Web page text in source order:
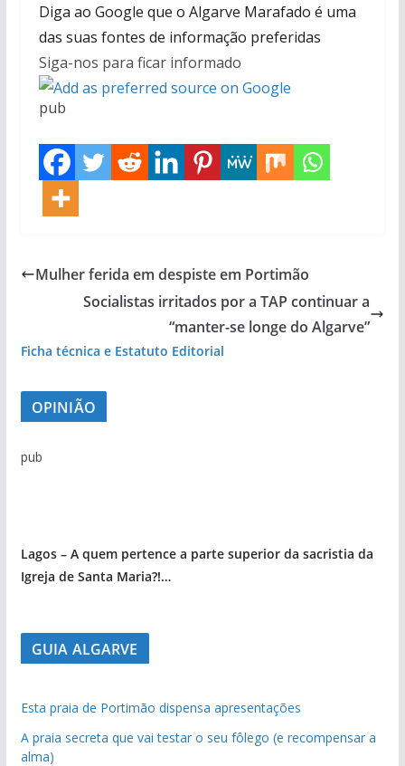
Diga ao Google que o Algarve Marafado é uma
das suas fontes de informação preferidas
Siga-nos para ficar informado
pub
Mulher ferida em despiste em Portimão
Socialistas irritados por a TAP continuar a
“manter-se longe do Algarve”
Ficha técnica e Estatuto Editorial
OPINIÃO
pub
Lagos – A quem pertence a parte superior da sacristia da
Igreja de Santa Maria?!…
GUIA ALGARVE
Esta praia de Portimão dispensa apresentações
A praia secreta que vai testar o seu fôlego (e recompensar a
alma)